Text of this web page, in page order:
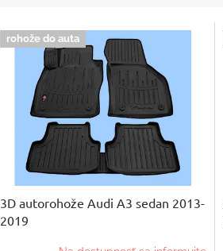
rohože do auta
3D autorohože Audi A3 sedan 2013-
2019